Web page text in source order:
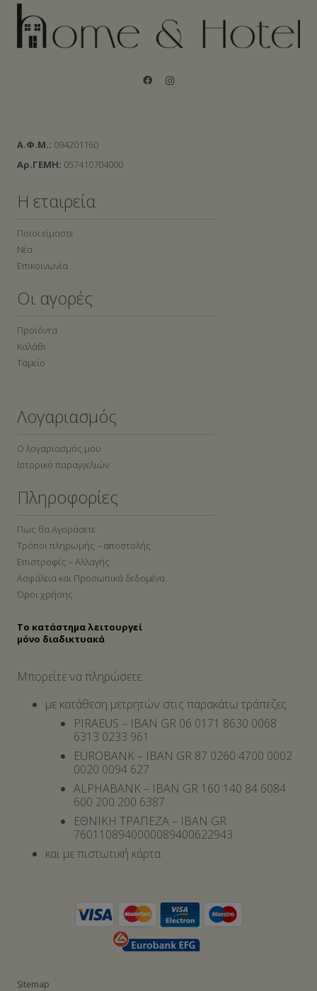
Α.Φ.Μ.: 094201160
Αρ.ΓΕΜΗ: 057410704000
Η εταιρεία
Ποιοι είμαστε
Νέα
Επικοινωνία
Οι αγορές
Προϊόντα
Καλάθι
Ταμείο
Λογαριασμός
Ο λογαριασμός μου
Ιστορικό παραγγελιών
Πληροφορίες
Πως θα Αγοράσετε
Τρόποι πληρωμής – αποστολής
Επιστροφές – Αλλαγής
Ασφάλεια και Προσωπικά δεδομένα
Όροι χρήσης
Το κατάστημα λειτουργεί
μόνο διαδικτυακά
Μπορείτε να πληρώσετε:
με κατάθεση μετρητών στις παρακάτω τράπεζες
PIRAEUS – IBAN GR 06 0171 8630 0068
6313 0233 961
EUROBANK – IBAN GR 87 0260 4700 0002
0020 0094 627
ALPHABANK – IBAN GR 160 140 84 6084
600 200 200 6387
ΕΘΝΙΚΗ ΤΡΑΠΕΖΑ – IBAN GR
7601108940000089400622943
και με πιστωτική κάρτα
Sitemap